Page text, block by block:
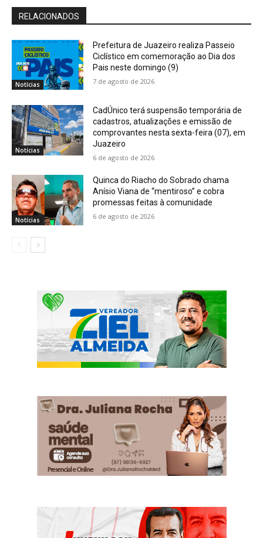
RELACIONADOS
Notícias
Prefeitura de Juazeiro realiza Passeio
Ciclístico em comemoração ao Dia dos
Pais neste domingo (9)
7 de agosto de 2026
Notícias
CadÚnico terá suspensão temporária de
cadastros, atualizações e emissão de
comprovantes nesta sexta-feira (07), em
Juazeiro
6 de agosto de 2026
Notícias
Quinca do Riacho do Sobrado chama
Anísio Viana de “mentiroso” e cobra
promessas feitas à comunidade
6 de agosto de 2026